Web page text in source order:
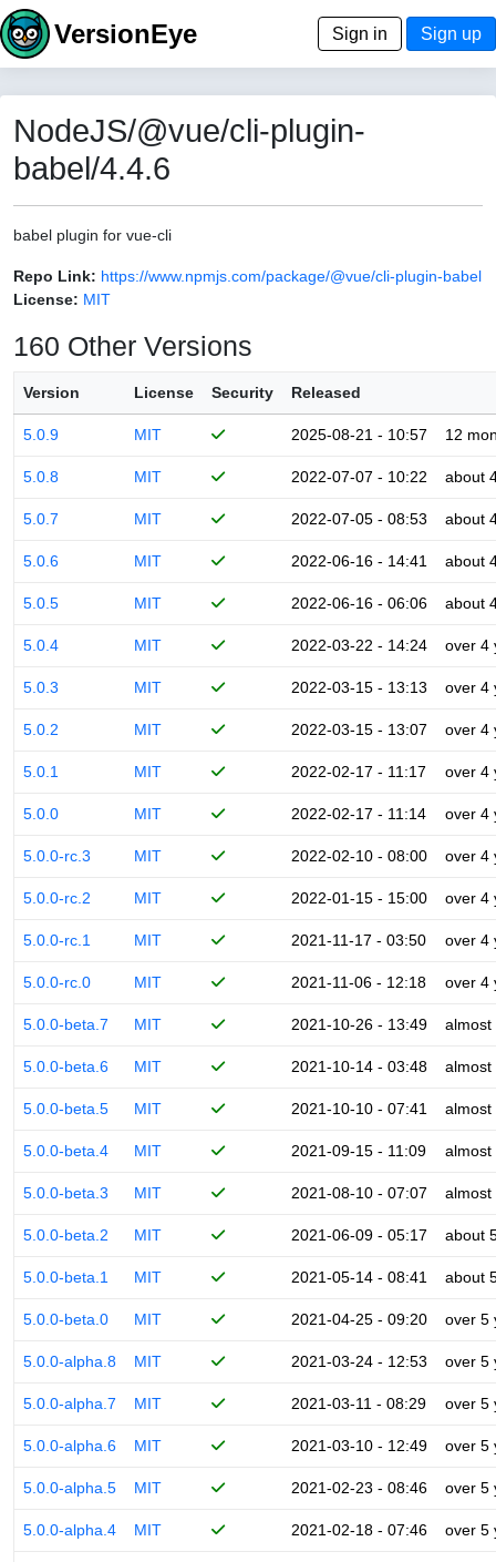
VersionEye Sign in Sign up
NodeJS/@vue/cli-plugin-
babel/4.4.6
babel plugin for vue-cli
Repo Link: https://www.npmjs.com/package/@vue/cli-plugin-babel
License: MIT
160 Other Versions
Version License Security Released
5.0.9 MIT 2025-08-21 - 10:57 12
5.0.8 MIT 2022-07-07 - 10:22 about
5.0.7 MIT 2022-07-05 - 08:53 about
5.0.6 MIT 2022-06-16 - 14:41 about
5.0.5 MIT 2022-06-16 - 06:06 about
5.0.4 MIT 2022-03-22 - 14:24 over 4
5.0.3 MIT 2022-03-15 - 13:13 over 4
5.0.2 MIT 2022-03-15 - 13:07 over 4
5.0.1 MIT 2022-02-17 - 11:17 over 4
5.0.0 MIT 2022-02-17 - 11:14 over 4
5.0.0-rc.3 MIT 2022-02-10 - 08:00 over 4
5.0.0-rc.2 MIT 2022-01-15 - 15:00 over 4
5.0.0-rc.1 MIT 2021-11-17 - 03:50 over 4
5.0.0-rc.0 MIT 2021-11-06 - 12:18 over 4
5.0.0-beta.7 MIT 2021-10-26 - 13:49 almost
5.0.0-beta.6 MIT 2021-10-14 - 03:48 almost
5.0.0-beta.5 MIT 2021-10-10 - 07:41 almost
5.0.0-beta.4 MIT 2021-09-15 - 11:09 almost
5.0.0-beta.3 MIT 2021-08-10 - 07:07 almost
5.0.0-beta.2 MIT 2021-06-09 - 05:17 about
5.0.0-beta.1 MIT 2021-05-14 - 08:41 about
5.0.0-beta.0 MIT 2021-04-25 - 09:20 over 5
5.0.0-alpha.8 MIT 2021-03-24 - 12:53 over 5
5.0.0-alpha.7 MIT 2021-03-11 - 08:29 over 5
5.0.0-alpha.6 MIT 2021-03-10 - 12:49 over 5
5.0.0-alpha.5 MIT 2021-02-23 - 08:46 over 5
5.0.0-alpha.4 MIT 2021-02-18 - 07:46 over 5